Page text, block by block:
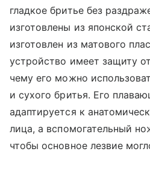
гладкое бритье без
изготовлены из японской
изготовлен из матового
устройство имеет защиту
чему его можно
и сухого бритья. Его
адаптируется к
лица, а вспомогательный
чтобы основное лезвие